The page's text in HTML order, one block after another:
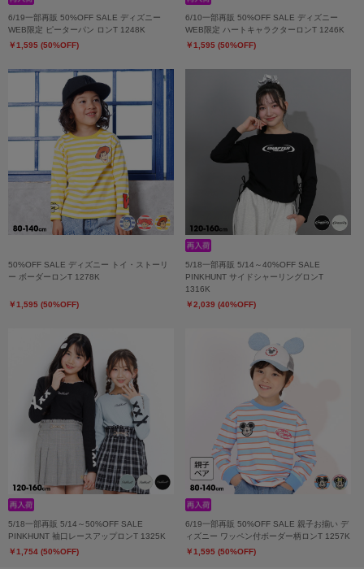
6/19一部再販 50%OFF SALE ディズニー
WEB限定 ピーターパン ロンT 1248K
￥1,595 (50%OFF)
6/10一部再販 50%OFF SALE ディズニー
WEB限定 ハートキャラクターロンT 1246K
￥1,595 (50%OFF)
50%OFF SALE ディズニー トイ・ストーリ
ー ボーダーロンT 1278K
￥1,595 (50%OFF)
5/18一部再販 5/14～40%OFF SALE
PINKHUNT サイドシャーリングロンT
1316K
￥2,039 (40%OFF)
5/18一部再販 5/14～50%OFF SALE
PINKHUNT 袖口レースアップロンT 1325K
￥1,754 (50%OFF)
6/19一部再販 50%OFF SALE 親子お揃い デ
ィズニー ワッペン付ボーダー柄ロンT 1257K
￥1,595 (50%OFF)